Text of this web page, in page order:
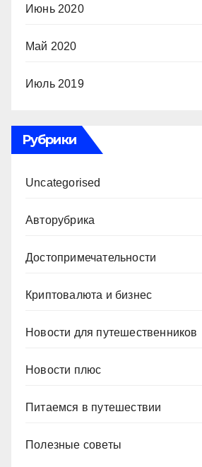
Июнь 2020
Май 2020
Июль 2019
Рубрики
Uncategorised
Авторубрика
Достопримечательности
Криптовалюта и бизнес
Новости для путешественников
Новости плюс
Питаемся в путешествии
Полезные советы